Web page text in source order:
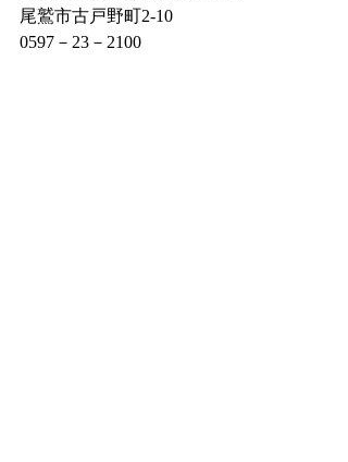
尾鷲市古戸野町2‐10
0597－23－2100